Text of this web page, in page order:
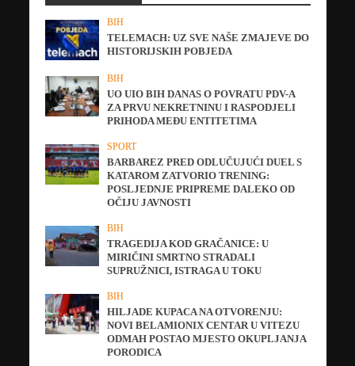
BIH
TELEMACH: UZ SVE NAŠE ZMAJEVE DO
HISTORIJSKIH POBJEDA
BIH
UO UIO BIH DANAS O POVRATU PDV-A
ZA PRVU NEKRETNINU I RASPODJELI
PRIHODA MEĐU ENTITETIMA
SPORT
BARBAREZ PRED ODLUČUJUĆI DUEL S
KATAROM ZATVORIO TRENING:
POSLJEDNJE PRIPREME DALEKO OD
OČIJU JAVNOSTI
BIH
TRAGEDIJA KOD GRAČANICE: U
MIRIČINI SMRTNO STRADALI
SUPRUŽNICI, ISTRAGA U TOKU
BIH
HILJADE KUPACA NA OTVORENJU:
NOVI BELAMIONIX CENTAR U VITEZU
ODMAH POSTAO MJESTO OKUPLJANJA
PORODICA